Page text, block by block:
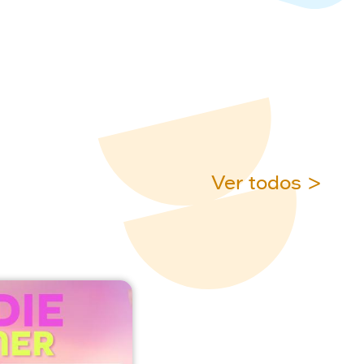
Ver todos >